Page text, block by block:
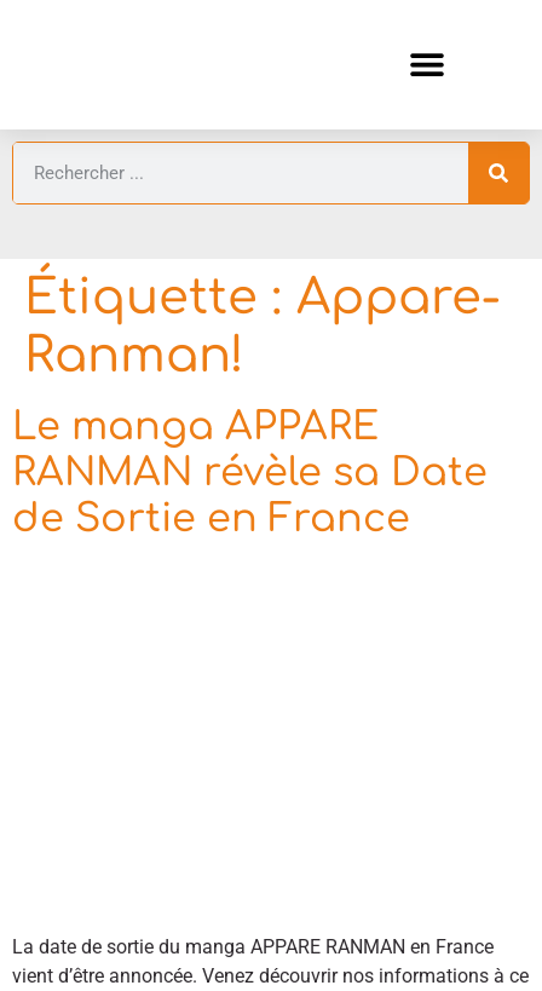
Étiquette : Appare-
Ranman!
Le manga APPARE
RANMAN révèle sa Date
de Sortie en France
La date de sortie du manga APPARE RANMAN en France
vient d’être annoncée. Venez découvrir nos informations à ce